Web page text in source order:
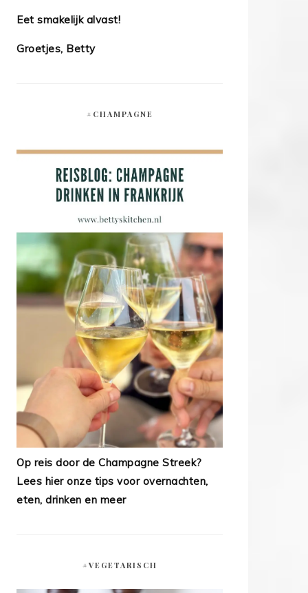
Eet smakelijk alvast!
Groetjes, Betty
#CHAMPAGNE
Op reis door de Champagne Streek?
Lees hier onze tips voor overnachten,
eten, drinken en meer
#VEGETARISCH